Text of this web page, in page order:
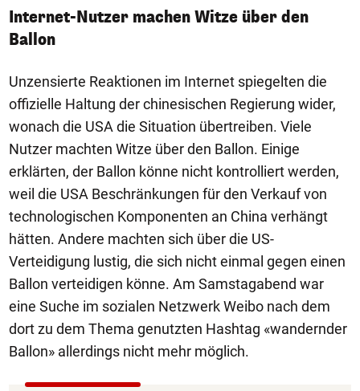
Internet-Nutzer machen Witze über den
Ballon
Unzensierte Reaktionen im Internet spiegelten die
offizielle Haltung der chinesischen Regierung wider,
wonach die USA die Situation übertreiben. Viele
Nutzer machten Witze über den Ballon. Einige
erklärten, der Ballon könne nicht kontrolliert werden,
weil die USA Beschränkungen für den Verkauf von
technologischen Komponenten an China verhängt
hätten. Andere machten sich über die US-
Verteidigung lustig, die sich nicht einmal gegen einen
Ballon verteidigen könne. Am Samstagabend war
eine Suche im sozialen Netzwerk Weibo nach dem
dort zu dem Thema genutzten Hashtag «wandernder
Ballon» allerdings nicht mehr möglich.